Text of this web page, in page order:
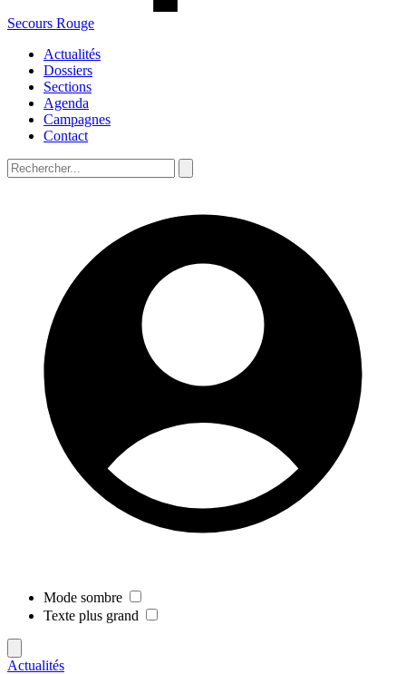
Secours Rouge
Actualités
Dossiers
Sections
Agenda
Campagnes
Contact
Mode sombre
Texte plus grand
Actualités